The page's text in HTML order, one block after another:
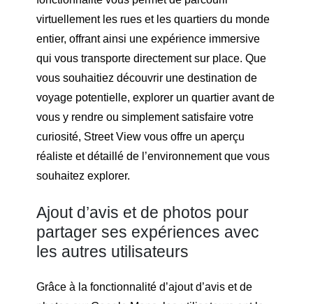
virtuellement les rues et les quartiers du monde
entier, offrant ainsi une expérience immersive
qui vous transporte directement sur place. Que
vous souhaitiez découvrir une destination de
voyage potentielle, explorer un quartier avant de
vous y rendre ou simplement satisfaire votre
curiosité, Street View vous offre un aperçu
réaliste et détaillé de l’environnement que vous
souhaitez explorer.
Ajout d’avis et de photos pour
partager ses expériences avec
les autres utilisateurs
Grâce à la fonctionnalité d’ajout d’avis et de